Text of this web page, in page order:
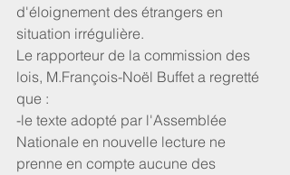
d'éloignement des étrangers en
situation irrégulière.
Le rapporteur de la commission des
lois, M.François-Noël Buffet a regretté
que :
-le texte adopté par l'Assemblée
Nationale en nouvelle lecture ne
prenne en compte aucune des